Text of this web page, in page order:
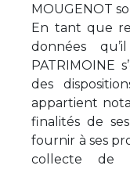
MOUGENOT
En tant que
données
PATRIMOINE
des
appartient
finalités de
fournir à ses
collecte de